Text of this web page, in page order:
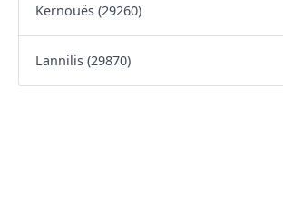
Kernouës (29260)
Lannilis (29870)